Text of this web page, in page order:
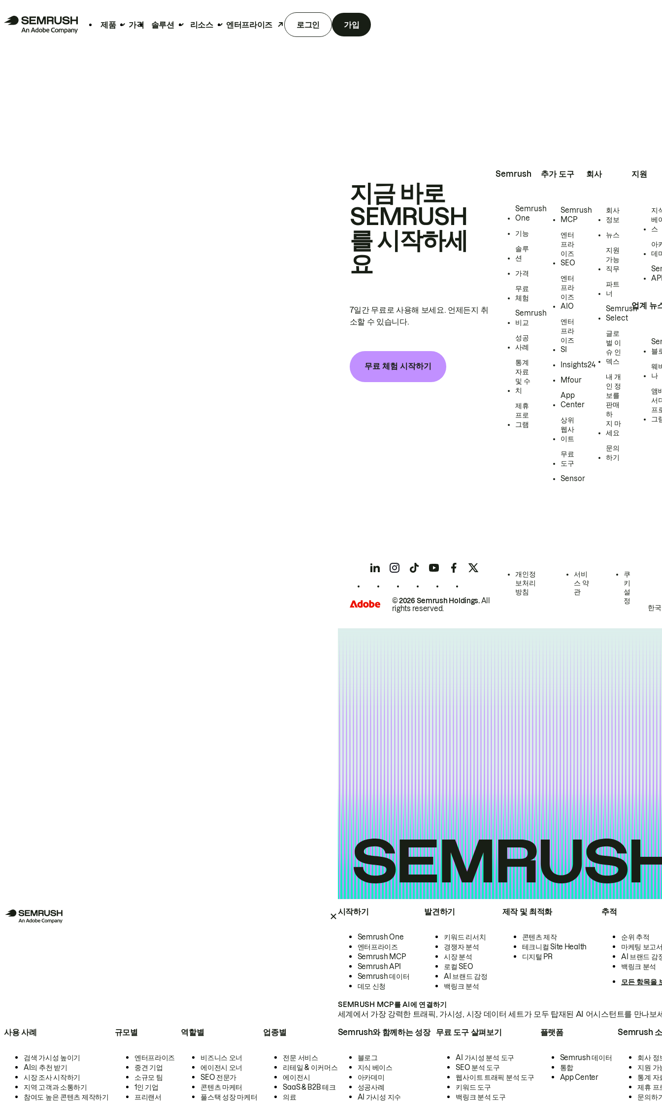
제품 가격 솔루션 리소스 엔터프라이즈 로그인 가입
시작하기
Semrush One
엔터프라이즈
Semrush MCP
Semrush API
Semrush 데이터
데모 신청
발견하기
키워드 리서치
경쟁자 분석
시장 분석
로컬 SEO
AI 브랜드 감정
백링크 분석
제작 및 최적화
콘텐츠 제작
테크니컬 Site Health
디지털 PR
추적
순위 추적
마케팅 보고
AI 브랜드 감
백링크 분석
모든 항목을
SEMRUSH MCP를 AI에 연결하기
세계에서 가장 강력한 트래픽, 가시성, 시장 데이터 세트가 모두 탑재된 AI 어시스턴트를 만나보
사용 사례
검색 가시성 높이기
AI의 추천 받기
시장 조사 시작하기
지역 고객과 소통하기
참여도 높은 콘텐츠 제작하기
규모별
엔터프라이즈
중견 기업
소규모 팀
1인 기업
프리랜서
역할별
비즈니스 오너
에이전시 오너
SEO 전문가
콘텐츠 마케터
풀스택 성장 마케터
업종별
전문 서비스
리테일 & 이커머스
에이전시
SaaS & B2B 테크
의료
Semrush와 함께하는 성장
블로그
지식 베이스
아카데미
성공사례
AI 가시성 지수
무료 도구 살펴보기
AI 가시성 분석 도구
SEO 분석 도구
웹사이트 트래픽 분석 도구
키워드 도구
백링크 분석 도구
플랫폼
Semrush 데이터
통합
App Center
Semrush
회사 정
지원 가
통계 자
제휴 프
문의하
지금 바로
SEMRUSH
를 시작하세
요
7일간 무료로 사용해 보세요. 언제든지 취
소할 수 있습니다.
무료 체험 시작하기
Semrush
Semrush
One
기능
솔루
션
가격
무료
체험
Semrush
비교
성공
사례
통계
자료
및 수
치
제휴
프로
그램
추가 도구
Semrush
MCP
엔터
프라
이즈
SEO
엔터
프라
이즈
AIO
엔터
프라
이즈
SI
Insights24
Mfour
App
Center
상위
웹사
이트
무료
도구
Sensor
회사
회사
정보
뉴스
지원
가능
직무
파트
너
Semrush
Select
글로
벌 이
슈 인
덱스
내 개
인 정
보를
판매
하
지 마
세요
문의
하기
지원
지
베
스
아
데
업계 뉴
블
웨
나
앰
서
프
그
© 2026 Semrush Holdings.All
rights reserved.
개인정
보처리
방침
서비
스 약
관
쿠
키
설
정
한